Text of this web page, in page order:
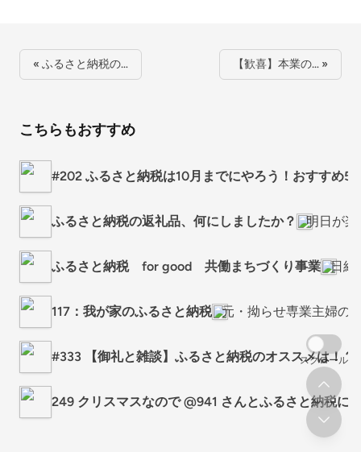
« ふるさと納税の… 【歓喜】本業の… »
こちらもおすすめ
#202 ふるさと納税は10月までにやろう！おすすめ5
ふるさと納税の返礼品、何にしましたか？ 明日が
ふるさと納税 for good 共働まちづくり事業 日経
117：我が家のふるさと納税 元・拗らせ専業主婦の
#333 【御礼と雑談】ふるさと納税のオススメは！？
249 クリスマスなので @941 さんとふるさと納税に
スクロール